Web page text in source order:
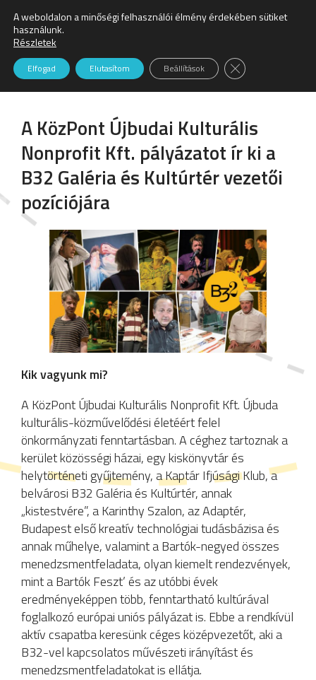
Keresés:
Álláspályázat
A KözPont Újbudai Kulturális
Nonprofit Kft. pályázatot ír ki a
B32 Galéria és Kultúrtér vezetői
pozíciójára
Kik vagyunk mi?
A KözPont Újbudai Kulturális Nonprofit Kft. Újbuda
kulturális-közművelődési életéért felel
önkormányzati fenntartásban. A céghez tartoznak a
kerület közösségi házai, egy kiskönyvtár és
helytörténeti gyűjtemény, a Kaptár Ifjúsági Klub, a
belvárosi B32 Galéria és Kultúrtér, annak
„kistestvére”, a Karinthy Szalon, az Adaptér,
Budapest első kreatív technológiai tudásbázisa és
annak műhelye, valamint a Bartók-negyed összes
menedzsmentfeladata, olyan kiemelt rendezvények,
mint a Bartók Feszt’ és az utóbbi évek
eredményeképpen több, fenntartható kultúrával
foglalkozó európai uniós pályázat is. Ebbe a rendkívül
aktív csapatba keresünk céges középvezetőt, aki a
B32-vel kapcsolatos művészeti irányítást és
menedzsmentfeladatokat is ellátja.
A weboldalon a minőségi felhasználói élmény érdekében sütiket
használunk.
Részletek
Elfogad Elutasítom Beállítások Close GDPR